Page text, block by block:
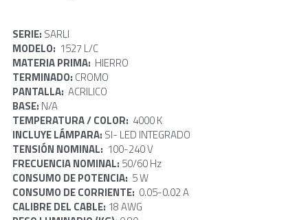
SERIE: SARLI
MODELO: 1527 L/C
MATERIA PRIMA: HIERRO
TERMINADO: CROMO
PANTALLA: ACRILICO
BASE: N/A
TEMPERATURA / COLOR: 4000 K
INCLUYE LÁMPARA: SI- LED INTEGRADO
TENSIÓN NOMINAL: 100-240 V
FRECUENCIA NOMINAL: 50/60 Hz
CONSUMO DE POTENCIA: 5 W
CONSUMO DE CORRIENTE: 0.05-0.02 A
CALIBRE DEL CABLE: 18 AWG